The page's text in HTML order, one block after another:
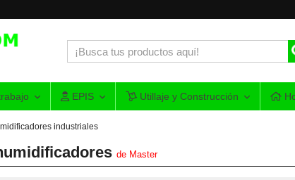
EPIS Utillaje y Construcción
industriales
de Master